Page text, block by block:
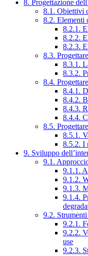
8. Progettazione
8.1. Obiettivi
8.2. Elementi
8.2.1.
8.2.2.
8.2.3.
8.3.
8.3.1.
8.3.2.
8.4.
8.4.1.
8.4.2.
8.4.3.
8.4.4.
8.5.
8.5.1.
8.5.2. I
9. Sviluppo
9.1.
9.1.1.
9.1.2.
9.1.3.
9.1.4.
9.2.
9.2.1.
9.2.2.
use
9.2.3.